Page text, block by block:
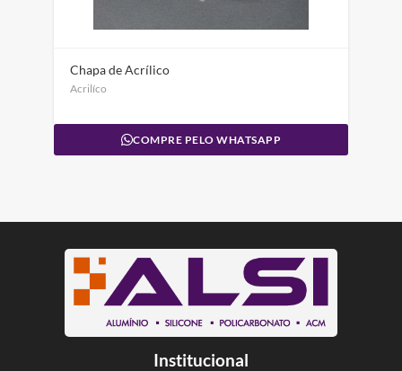
Chapa de Acrílico
Acrilíco
COMPRE PELO WHATSAPP
Institucional